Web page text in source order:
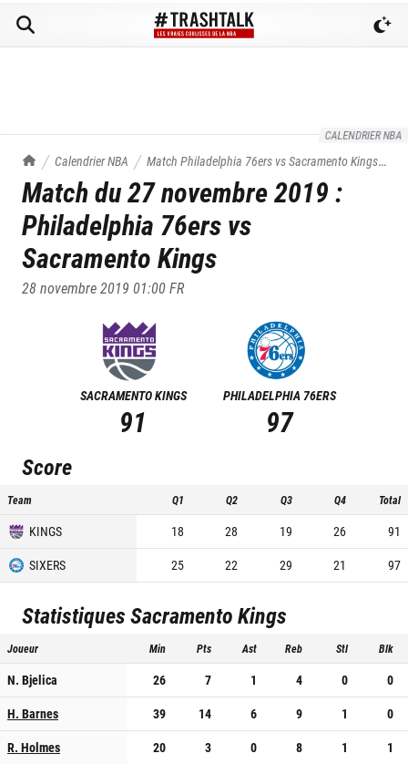
CALENDRIER NBA
TrashTalk Actu NBA
Calendrier NBA Match Philadelphia 76ers vsSacramento Kings
du 27/11/2019
Match du27 novembre 2019 :
Philadelphia 76ers vs
Sacramento Kings
28 novembre 2019 01:00FR
SACRAMENTO KINGS
91
PHILADELPHIA 76ERS
97
Score
Team Q1 Q2 Q3 Q4 Total
KINGS 18 28 19 26
91
SIXERS
25 22 29 21 97
StatistiquesSacramento Kings
Joueur Min Pts Ast Reb Stl Blk
N. Bjelica 26 7 1 4 0
0
H. Barnes
39 14 6 9 1
0
R. Holmes
20 3 0 8 1
1